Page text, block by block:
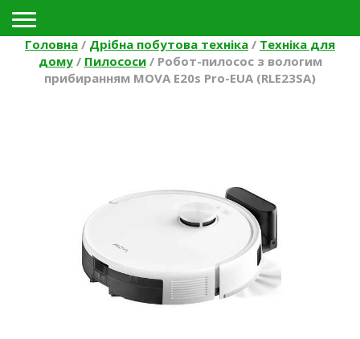
Головна / Дрібна побутова техніка / Техніка для
дому / Пилососи / Робот-пилосос з вологим
прибиранням MOVA E20s Pro-EUA (RLE23SA)